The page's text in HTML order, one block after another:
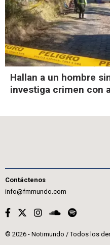
Hallan a un hombre
investiga crimen con
Contáctenos
info@fmmundo.com
© 2026 - Notimundo / Todos los